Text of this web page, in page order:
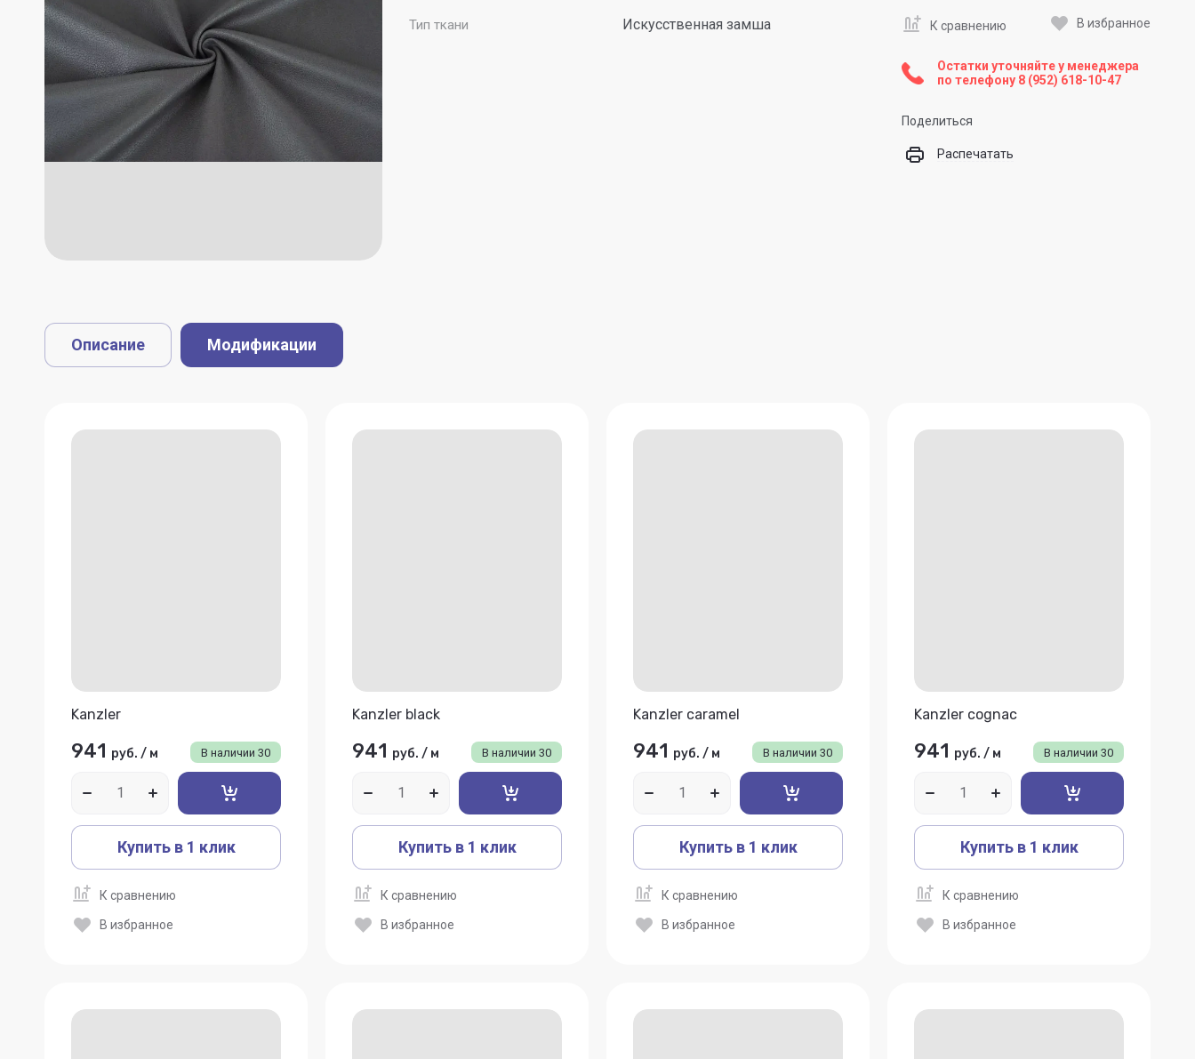
Тип ткани Искусственная замша К сравнению В избранное
Остатки уточняйте у менеджера
по телефону 8 (952) 618-10-47
Поделиться
Распечатать
Модификации
Описание
Kanzler
В наличии 30
941 руб. / м
Купить в 1 клик
К сравнению
В избранное
Kanzler black
В наличии 30
941 руб. / м
Купить в 1 клик
К сравнению
В избранное
Kanzler caramel
В наличии 30
941 руб. / м
Купить в 1 клик
К сравнению
В избранное
Kanzler cognac
В наличии 30
941 руб. / м
Купить в 1 клик
К сравнению
В избранное